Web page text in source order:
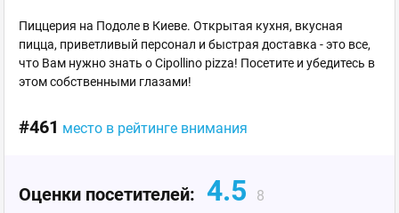
Пиццерия на Подоле в Киеве. Открытая кухня, вкусная
пицца, приветливый персонал и быстрая доставка - это все,
что Вам нужно знать о Cipollino pizza! Посетите и убедитесь в
этом собственными глазами!
#461 место в рейтинге внимания
Оценки посетителей: 4.5 8